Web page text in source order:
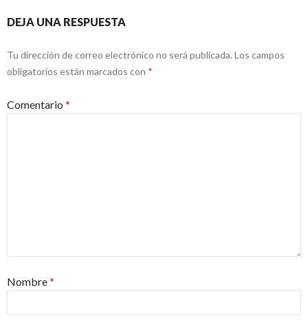
DEJA UNA RESPUESTA
Tu dirección de correo electrónico no será publicada. Los campos
obligatorios están marcados con *
Comentario *
Nombre*